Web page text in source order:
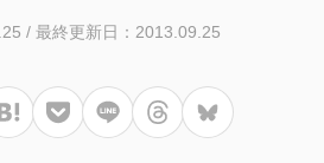
/ 最終更新日：2013.09.25